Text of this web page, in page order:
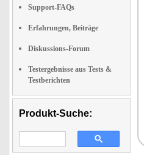
Support-FAQs
Erfahrungen, Beiträge
Diskussions-Forum
Testergebnisse aus Tests &
Testberichten
Produkt-Suche: